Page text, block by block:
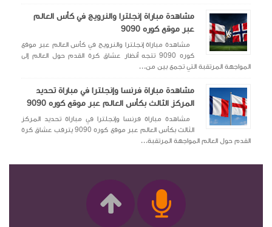
مشاهدة مباراة إنجلترا والنرويج في كأس العالم
عبر موقع كوره 9090
مشاهدة مباراة إنجلترا والنرويج في كأس العالم عبر موقع
كوره 9090 تتجه أنظار عشاق كرة القدم حول العالم إلى
المواجهة المرتقبة التي تجمع بين من...
مشاهدة مباراة فرنسا وإنجلترا في مباراة تحديد
المركز الثالث بكأس العالم عبر موقع كوره 9090
مشاهدة مباراة فرنسا وإنجلترا في مباراة تحديد المركز
الثالث بكأس العالم عبر موقع كوره 9090 يترقب عشاق كرة
القدم حول العالم المواجهة المرتقبة...